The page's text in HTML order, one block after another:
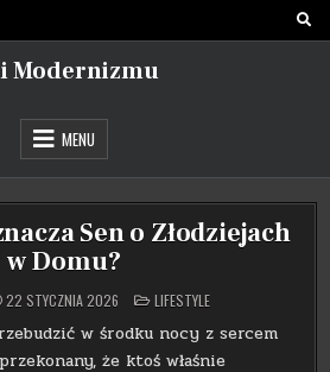
Modernizmu
MENU
Sen o Złodziejach
w Domu?
22 STYCZNIA 2026 POSTED
IN
LIFESTYLE
w środku nocy z sercem
że ktoś właśnie